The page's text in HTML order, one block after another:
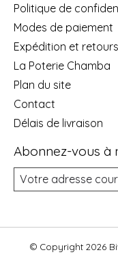
Politique de
Modes de paiement
Expédition et retours
La Poterie Chamba
Plan du site
Contact
Délais de livraison
Abonnez-vous à
© Copyright 2026